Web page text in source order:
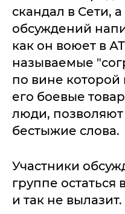
скандал в Сети,
обсуждений
как он воюет в
называемые
по вине которой
его боевые
люди, позволяют
бестыжие слова.
Участники
группе остаться
и так не вылазит.